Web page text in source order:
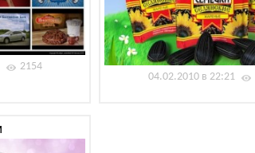
2154
04.02.2010 в 22:21